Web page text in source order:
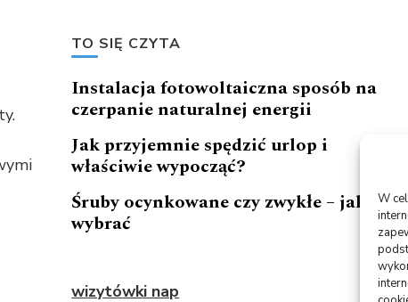
W
TO SIĘ CZYTA
Instalacja fotowoltaiczna sposób na
czerpanie naturalnej energii
Jak przyjemnie spędzić urlop i
właściwie wypocząć?
Śruby ocynkowane czy zwykłe – jakie
wybrać
wizytówki nap